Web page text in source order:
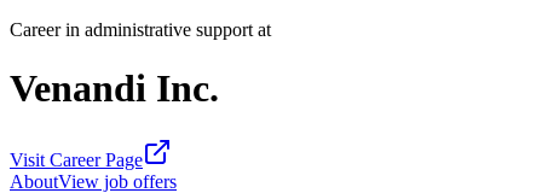
Career in administrative support at
Venandi Inc.
Visit Career Page
AboutView job offers